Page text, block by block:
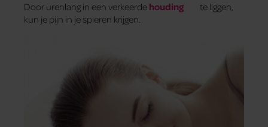
Door urenlang in een verkeerde houding
te liggen,
kun je pijn in je spieren krijgen.